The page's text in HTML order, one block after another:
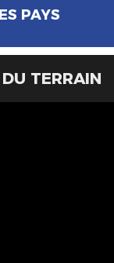
PAYS
TERRAIN